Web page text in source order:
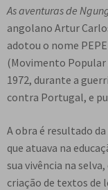
As aventuras de
angolano Artur
adotou o nome
(Movimento Popular
1972, durante a
contra Portugal, e
A obra é resultado
que atuava na
sua vivência na
criação de textos de